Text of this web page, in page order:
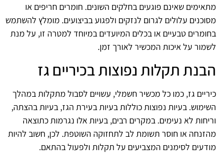
מתאימים שאינם פוגעים בחלקים השונים. חומרים חריפים או
מסוכנים עלולים לגרום לנזקים ולפגוע בביצועים. מומלץ להשתמש
בחומרים טבעיים או בכלים המיועדים במיוחד למטרה זו, על מנת
לשמור על איכות המכשיר לאורך זמן.
הבנת תקלות נפוצות בכיריים גז
כיריים גז, כמו כל מכשיר חשמלי, עשויים לסבול מתקלות במהלך
השימוש. בעיות נפוצות כוללות בעיות בעירת הגז, בעיות בהצתה,
וריחות לא נעימים. במקרים רבים, בעיות אלו נגרמות כתוצאה
מהזנחה או חוסר תשומת לב לתחזוקה השוטפת. לכן, חשוב להיות
מודעים לסימנים המצביעים על תקלות ולפעול בהתאם.